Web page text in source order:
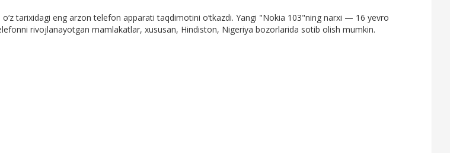
tarixidagi eng arzon telefon apparati taqdimotini o‘tkazdi. Yangi "Nokia 103"ning narxi — 16 yevro
rivojlanayotgan mamlakatlar, xususan, Hindiston, Nigeriya bozorlarida sotib olish mumkin.